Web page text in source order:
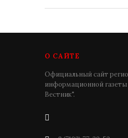
О САЙТЕ
Официальный сайт
информационной газеты
Вестник".